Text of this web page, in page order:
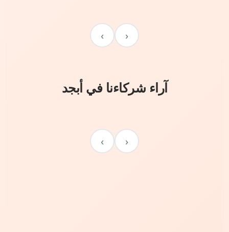
‹
›
آراء شركاءنا في أبجد
‹
›